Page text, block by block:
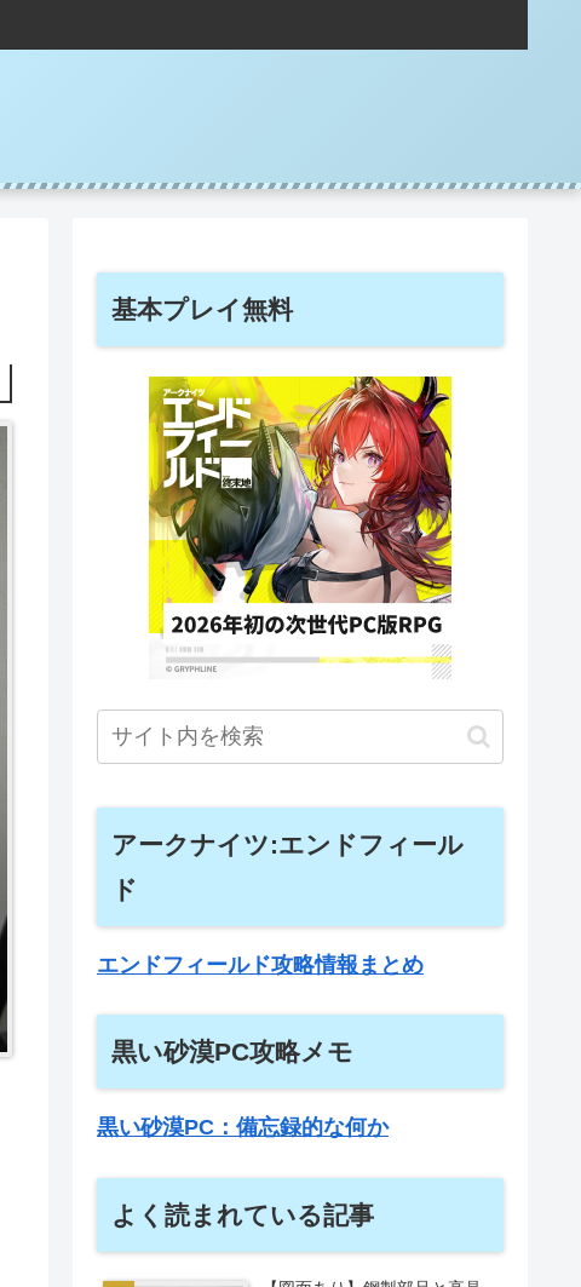
基本プレイ無料
アークナイツ:エンドフィール
ド
エンドフィールド攻略情報まとめ
黒い砂漠PC攻略メモ
黒い砂漠PC：備忘録的な何か
よく読まれている記事